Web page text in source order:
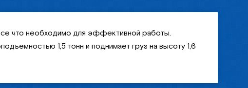
что необходимо для эффективной работы.
1,5 тонн и поднимает груз на высоту 1,6